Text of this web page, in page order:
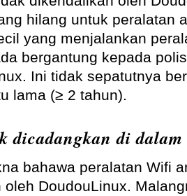
hilang untuk peralatan
yang menjalankan
bergantung kepada
Ini tidak sepatutnya
lama (≥ 2 tahun).
dicadangkan di
bahawa peralatan Wifi
oleh DoudouLinux.